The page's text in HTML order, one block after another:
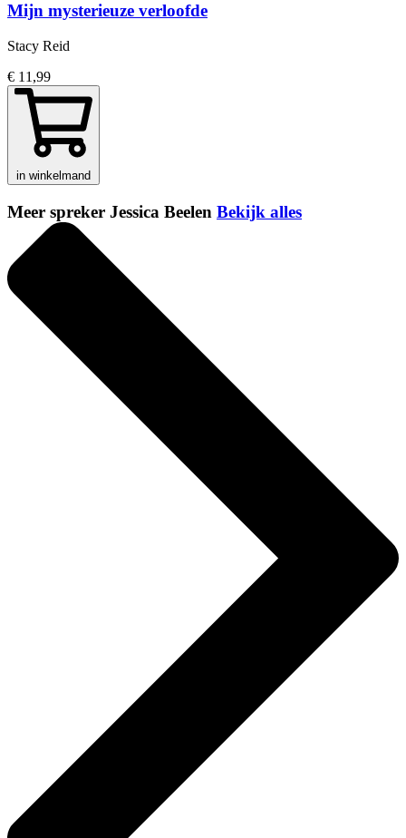
Mijn mysterieuze verloofde
Stacy Reid
€ 11,99
in winkelmand
Meer spreker Jessica Beelen Bekijk alles